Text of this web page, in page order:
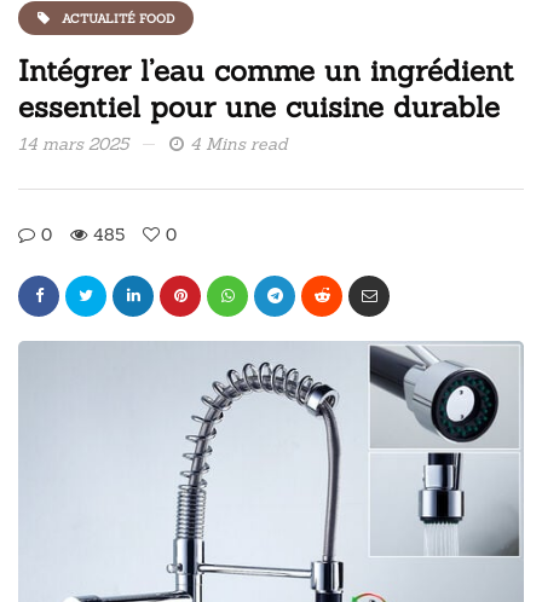
ACTUALITÉ FOOD
Intégrer l’eau comme un ingrédient
essentiel pour une cuisine durable
14 mars 2025 4 Mins read
0 485 0